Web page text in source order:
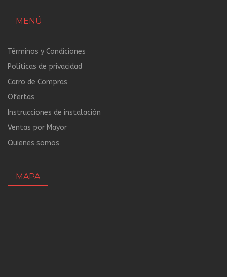
MENÚ
Términos y Condiciones
Políticas de privacidad
Carro de Compras
Ofertas
Instrucciones de instalación
Ventas por Mayor
Quienes somos
MAPA